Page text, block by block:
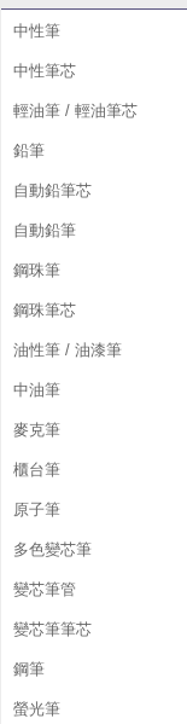
中性筆
中性筆芯
輕油筆 / 輕油筆芯
鉛筆
自動鉛筆芯
自動鉛筆
鋼珠筆
鋼珠筆芯
油性筆 / 油漆筆
中油筆
麥克筆
櫃台筆
原子筆
多色變芯筆
變芯筆管
變芯筆筆芯
鋼筆
螢光筆